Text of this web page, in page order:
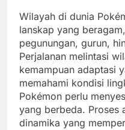
Wilayah di dunia
lanskap yang
pegunungan, gurun,
Perjalanan melintasi
kemampuan adaptasi
memahami kondisi
Pokémon perlu
yang berbeda. Proses
dinamika yang